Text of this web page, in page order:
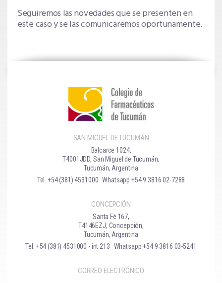
Seguiremos las novedades que se presenten en
este caso y se las comunicaremos oportunamente.
SAN MIGUEL DE TUCUMÁN
Balcarce 1024,
T4001JDD, San Miguel de Tucumán,
Tucumán, Argentina
Tel. +54 (381) 4531000 Whatsapp +54 9 3816 02-7288
CONCEPCIÓN
Santa Fé 167,
T4146EZJ, Concepción,
Tucumán, Argentina
Tel. +54 (381) 4531000 - int 213 Whatsapp +54 9 3816 03-5241
CORREO ELECTRÓNICO